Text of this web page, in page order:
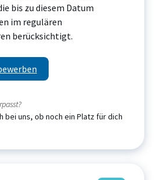
bis zu diesem Datum
im regulären
berücksichtigt.
bei uns, ob noch ein Platz für dich